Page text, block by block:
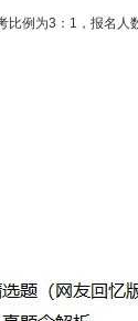
比例为3：1，报名人